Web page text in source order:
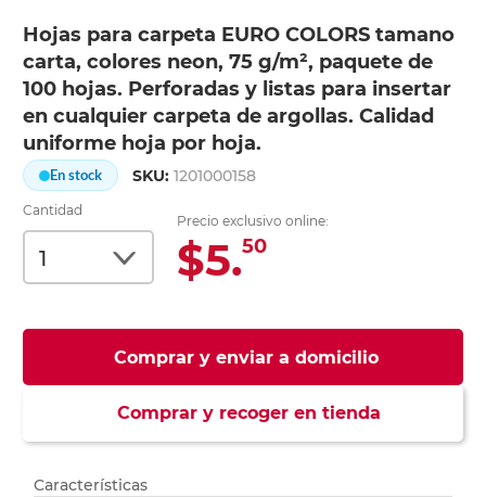
Hojas para carpeta EURO COLORS tamano
carta, colores neon, 75 g/m², paquete de
100 hojas. Perforadas y listas para insertar
en cualquier carpeta de argollas. Calidad
uniforme hoja por hoja.
En stock SKU:1201000158
Cantidad
Precio exclusivo online:
$5.50
Comprar y enviar a domicilio
Comprar y recoger en tienda
Características